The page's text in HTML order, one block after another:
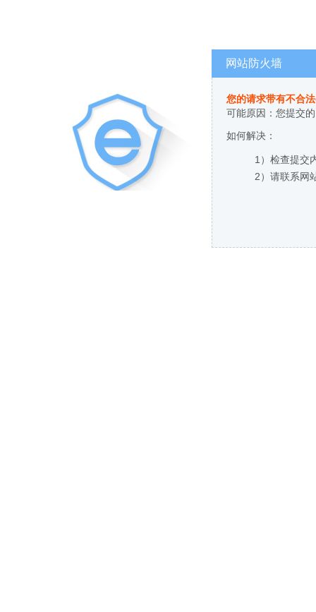
网站防火墙
您的请求带有不合
可能原因：您提交
如何解决：
1）检查提交
2）请联系网